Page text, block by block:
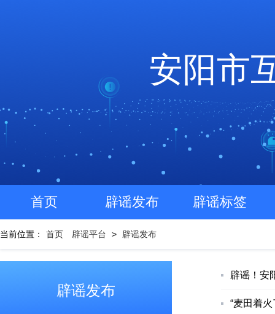
安阳市
首页 辟谣发布 辟谣标签
当前位置： 首页 辟谣平台 > 辟谣发布
辟谣发布
辟谣！安
“麦田着